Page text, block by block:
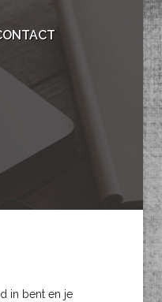
in bent en je